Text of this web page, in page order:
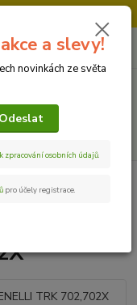
0
za0 Kč
PRO
a slevy!
novinkách ze světa
Odeslat
zpracování osobních údajů.
pro účely registrace.